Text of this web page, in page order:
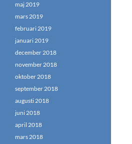
maj 2019
mars 2019
februari 2019
januari 2019
december 2018
november 2018
oktober 2018
september 2018
augusti 2018
juni 2018
april 2018
mars 2018